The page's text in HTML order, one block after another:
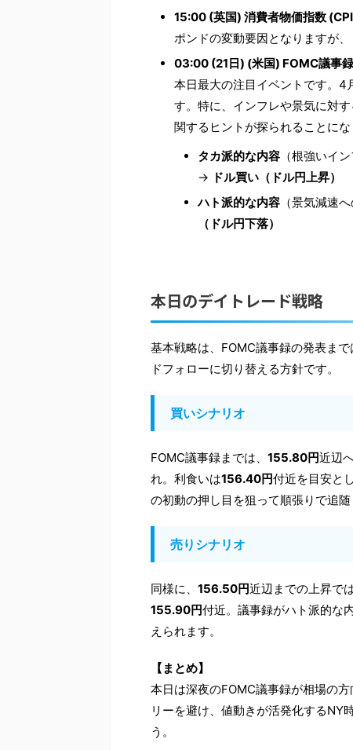
15:00 (英国) 消費者物価指数
ポンドの変動要因となりますが
03:00 (21日) (米国) FOMC議
本日最大の注目イベントです。4
す。特に、インフレや景気に対
関するヒントが探られることにな
タカ派的な内容 （根強いイ
→ ドル買い（ドル円上昇）
ハト派的な内容 （景気減速
（ドル円下落）
本日のデイトレード戦略
基本戦略は、FOMC議事録の発表ま
ドフォローに切り替える方針です。
買いシナリオ
FOMC議事録までは、 155.80円近辺
れ。利食いは156.40円付近を目安と
の初動の押し目を狙って順張りで追随
売りシナリオ
同様に、 156.50円近辺までの上昇で
155.90円付近。議事録がハト派的な
えられます。
【まとめ】
本日は深夜のFOMC議事録が相場の
リーを避け、値動きが活発化するNY
う。